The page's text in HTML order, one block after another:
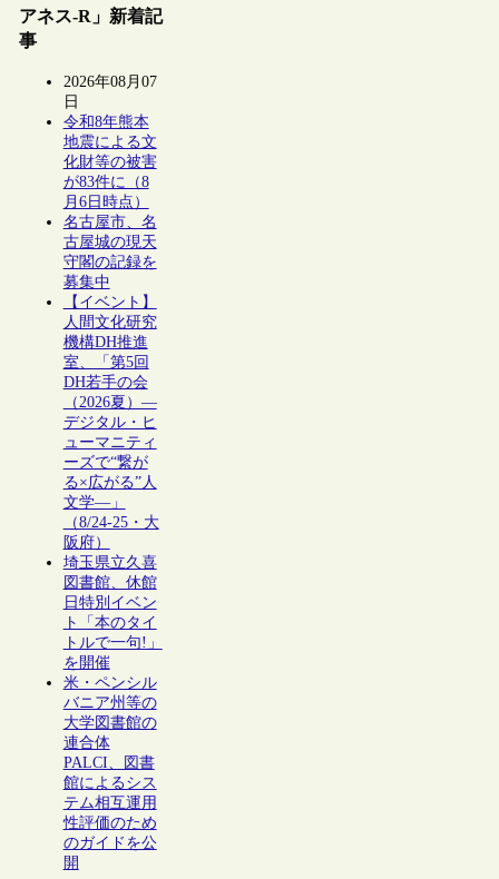
アネス-R」新着記
事
2026年08月07
日
令和8年熊本
地震による文
化財等の被害
が83件に（8
月6日時点）
名古屋市、名
古屋城の現天
守閣の記録を
募集中
【イベント】
人間文化研究
機構DH推進
室、「第5回
DH若手の会
（2026夏）―
デジタル・ヒ
ューマニティ
ーズで“繋が
る×広がる”人
文学―」
（8/24-25・大
阪府）
埼玉県立久喜
図書館、休館
日特別イベン
ト「本のタイ
トルで一句!」
を開催
米・ペンシル
バニア州等の
大学図書館の
連合体
PALCI、図書
館によるシス
テム相互運用
性評価のため
のガイドを公
開